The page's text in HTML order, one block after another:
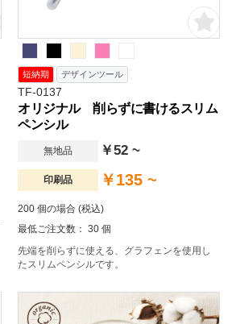
短納期 デザインツール
TF-0137
オリジナル 削らずに書けるスリム
ペンシル
無地品 ￥52 ~
印刷品 ￥135 ~
200 個の場合 (税込)
最低ご注文数： 30 個
先端を削らずに使える、グラフェンを使用し
たスリムペンシルです。